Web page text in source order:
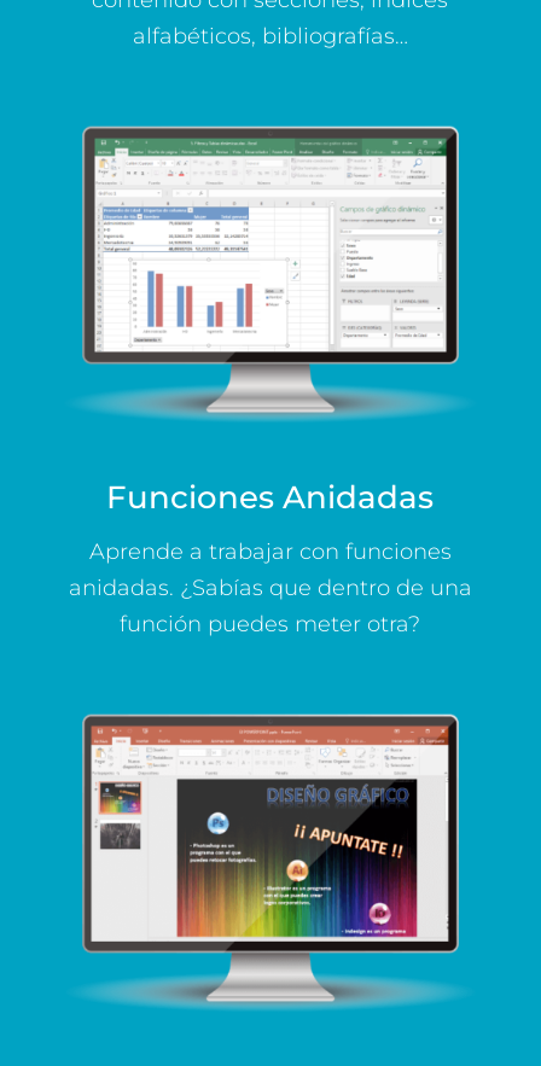
alfabéticos, bibliografías…
Funciones Anidadas
Aprende a trabajar con funciones
anidadas. ¿Sabías que dentro de una
función puedes meter otra?